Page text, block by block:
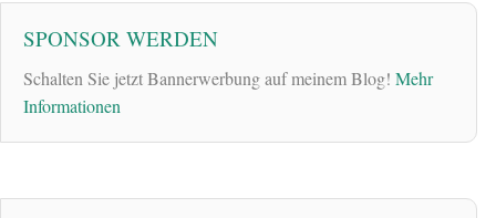
SPONSOR WERDEN
Schalten Sie jetzt Bannerwerbung auf meinem Blog! Mehr
Informationen